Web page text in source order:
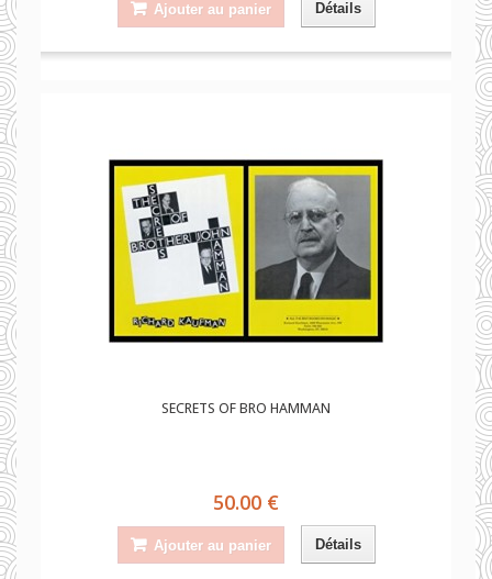
Ajouter au panier Détails
SECRETS OF BRO HAMMAN
50.00 €
Ajouter au panier Détails